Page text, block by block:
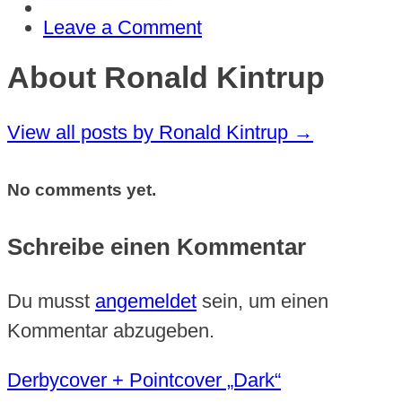
Leave a Comment
About Ronald Kintrup
View all posts by Ronald Kintrup →
No comments yet.
Schreibe einen Kommentar
Du musst angemeldet sein, um einen
Kommentar abzugeben.
Derbycover + Pointcover „Dark“